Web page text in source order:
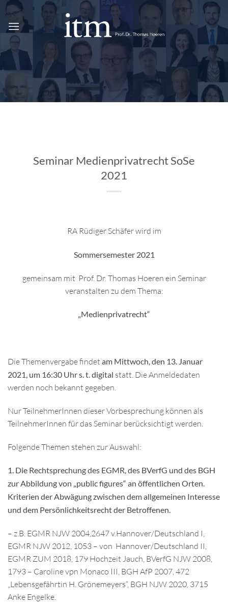
Zum
springen
Seminar Medienprivatrecht SoSe
2021
RA Rüdiger Schäfer wird im
Sommersemester 2021
gemeinsam mit Prof. Dr. Thomas Hoeren ein Seminar
veranstalten zu dem Thema:
„Medienprivatrecht“
Die Themenvergabe findet am Mittwoch, den 13. Januar
2021, um 16:30 Uhr s. t. digital statt. Die Anmeldedaten
werden noch bekannt gegeben.
Nur TeilnehmerInnen dieser Vorbesprechung können als
TeilnehmerInnen für das Seminar berücksichtigt werden.
Folgende Themen stehen zur Auswahl:
1. Die Rechtsprechung des EGMR, des BVerfG und des BGH
zur Abbildung von „public figures“ an öffentlichen Orten.
Kriterien der Abwägung zwischen dem allgemeinen Interesse
und dem Persönlichkeitsrecht der Betroffenen.
– z.B. EGMR NJW 2004,2647 v.Hannover/Deutschland I,
EGMR NJW 2012, 1053 – von Hannover/Deutschland II,
EGMR ZUM 2018, 179 Hochzeit Jauch, BVerfG NJW 2008,
1793 – Caroline vpn Monaco III, BGH AfP 2007, 472
„Lebensgefährtin H. Grönemeyers“, BGH NJW 2020, 3715
Anke Engelke.